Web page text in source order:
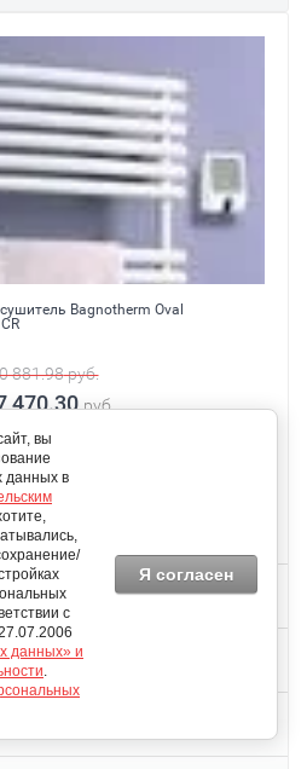
Bagnotherm Oval
881.98руб.
470.30 руб.
вы
данных в
с
данных» и
.
Я согласен